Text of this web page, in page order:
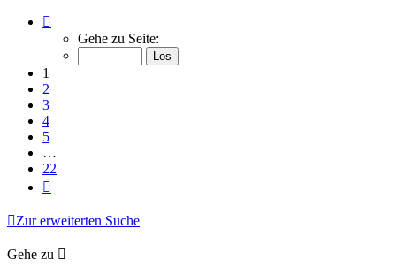
von
Gehe zu Seite:
1
2
3
4
5
…
22
Zur erweiterten Suche
Gehe zu